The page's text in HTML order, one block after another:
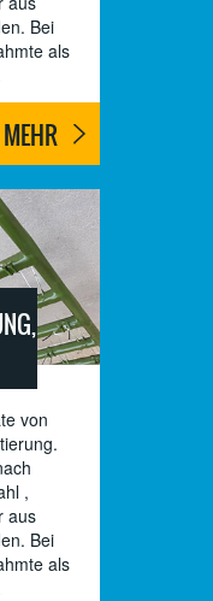
Bei
als
MEHR
von
,
aus
Bei
als